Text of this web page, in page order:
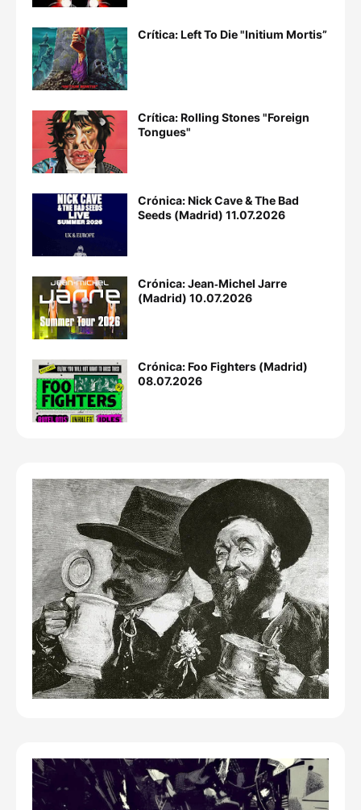
Crítica: Left To Die "Initium Mortis”
Crítica: Rolling Stones "Foreign
Tongues"
Crónica: Nick Cave & The Bad
Seeds (Madrid) 11.07.2026
Crónica: Jean‐Michel Jarre
(Madrid) 10.07.2026
Crónica: Foo Fighters (Madrid)
08.07.2026